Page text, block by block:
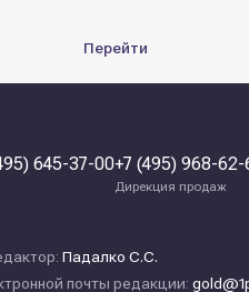
Перейти
645-37-00+7 (495) 968-62-
Дирекция продаж
Падалко С.С.
почты редакции: